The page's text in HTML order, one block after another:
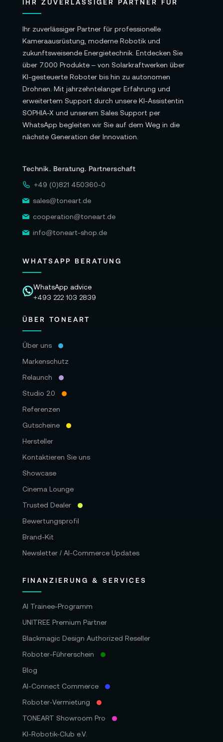
IHR ZUVERLÄSSIGER PARTNER FÜR
Ihr zuverlässiger Partner für professionelle
Kameraausrüstung, moderne Robotik und
zukunftsweisende Energietechnik. Entdecken Sie
über 7.000 Produkte – von Solarkraftwerken über
KI-gesteuerte Roboter bis hin zu autonomen
Drohnen. Mit jahrzehntelanger Erfahrung und
erweitertem Support durch unsere KI-Assistentin
SOPHIA-X und unserem Sales Support per
WhatsApp begleiten wir Sie auf dem Weg in die
nächste Generation der Innovation.
Technik. Beratung. Partnerschaft
+49 (0)821 450360-0
sales@toneart.de
cooperation@toneart.de
info@toneart-shop.de
WHATSAPP BERATUNG
WhatsApp advice
+493 222 103 2839
ÜBER TONEART
Über uns
Markenschutz
Relaunch
Studio 2.0
Referenzen
Gutscheine
Hersteller
Kontaktieren Sie uns
Showcase
Cinema Lounge
Trusted Dealer
Bewertungsprofil
Brand-Kit
Newsletter / AI-Commerce Updates
FINANZIERUNG & SERVICES
AI Trainee-Programm
UNITREE Premium Partner
Blackmagic Design Authorized Reseller
Roboter-Führerschein
Blog
AI-Connect Commerce
Roboter‑Vermietung
TONEART Showroom Pro
KI-Robotik-Club e.V.